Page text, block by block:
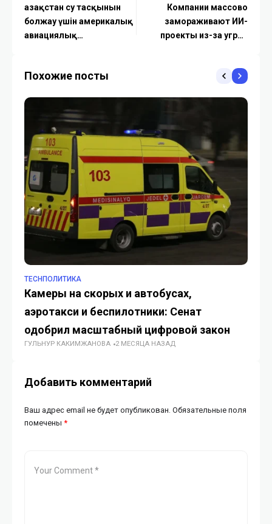
Қазақстан су тасқынын
болжау үшін америкалық
авиациялық
Компании массово
замораживают ИИ-
проекты из-за угроз
Похожие посты
TECHПОЛИТИКА
Камеры на скорых и автобусах,
аэротакси и беспилотники: Сенат
одобрил масштабный цифровой закон
ГУЛЬНУР КАКИМЖАНОВА 2 МЕСЯЦА НАЗАД
Добавить комментарий
Ваш адрес email не будет опубликован. Обязательные поля
помечены *